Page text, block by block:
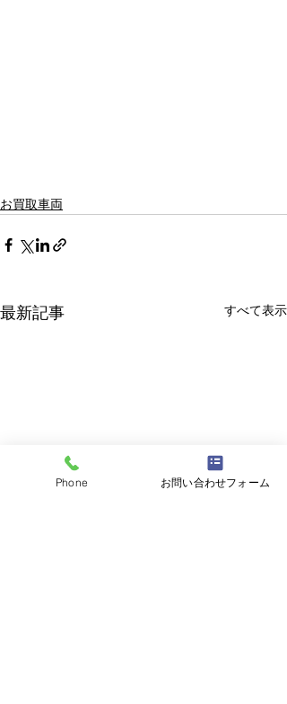
お買取車両
最新記事 すべて表示
Phone お問い合わせフォーム